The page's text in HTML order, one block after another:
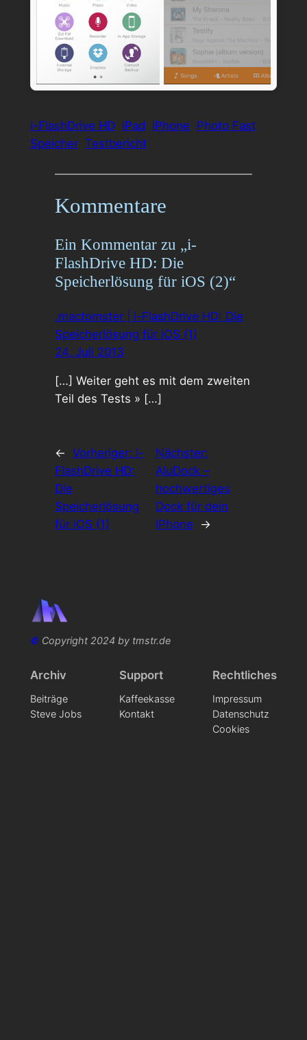
i-FlashDrive HD iPad iPhone Photo Fast
Speicher Testbericht
Kommentare
Ein Kommentar zu „i-
FlashDrive HD: Die
Speicherlösung für iOS (2)“
.mactomster | i-FlashDrive HD: Die
Speicherlösung für iOS (1)
24. Juli 2013
[…] Weiter geht es mit dem zweiten
Teil des Tests » […]
← Vorheriger: i-
FlashDrive HD:
Die
Speicherlösung
für iOS (1)
Nächster:
AluDock –
hochwertiges
Dock für dein
iPhone
→
©Copyright 2024 by tmstr.de
Archiv
Beiträge
Steve Jobs
Support
Kaffeekasse
Kontakt
Rechtliches
Impressum
Datenschutz
Cookies